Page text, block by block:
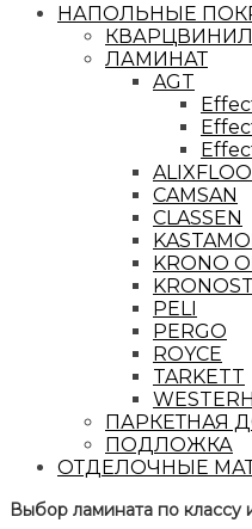
НАПОЛЬНЫЕ
КВАРЦВИНИЛ
ЛАМИНАТ
AGT
CAMSAN
CLASSEN
KRONO
PELI
PERGO
ROYCE
TARKETT
ПАРКЕТНАЯ
ПОДЛОЖКА
ОТДЕЛОЧНЫЕ
Выбор ламината по классу